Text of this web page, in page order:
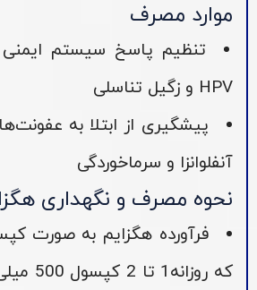
موارد مصرف
تنظیم پاسخ سیستم
HPV و زگیل تناسلی
پیشگیری از ابتلا به
آنفلوانزا و سرماخوردگی
نحوه مصرف و نگهداری
فرآورده هگزایم به صورت